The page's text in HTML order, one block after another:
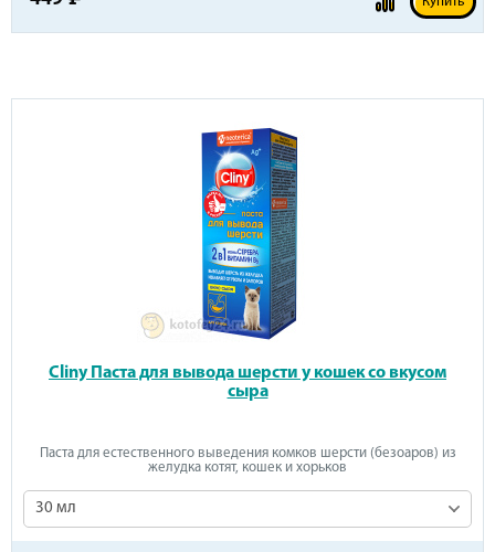
Cliny Паста для вывода шерсти у кошек со вкусом
сыра
Паста для естественного выведения комков шерсти (безоаров) из
желудка котят, кошек и хорьков
30 мл